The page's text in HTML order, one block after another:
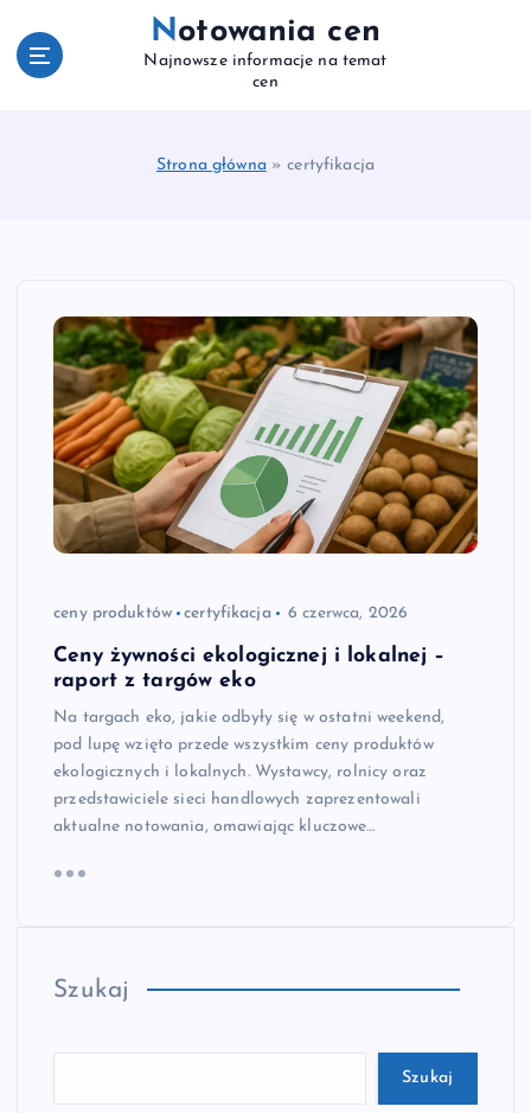
Notowania cen
Najnowsze informacje na temat
cen
Strona główna»certyfikacja
ceny produktów certyfikacja 6 czerwca, 2026
Ceny żywności ekologicznej i lokalnej –
raport z targów eko
Na targach eko, jakie odbyły się w ostatni weekend,
pod lupę wzięto przede wszystkim ceny produktów
ekologicznych i lokalnych. Wystawcy, rolnicy oraz
przedstawiciele sieci handlowych zaprezentowali
aktualne notowania, omawiając kluczowe…
Szukaj
Szukaj